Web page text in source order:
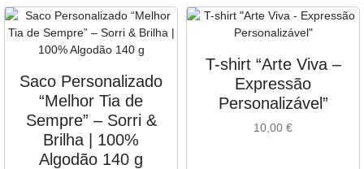
Saco Personalizado
“Melhor Tia de
Sempre” – Sorri &
Brilha | 100%
Algodão 140 g
T-shirt “Arte Viva –
Expressão
Personalizável”
10,00 €